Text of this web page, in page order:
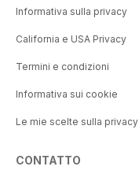
Informativa sulla privacy
California e USA Privacy
Termini e condizioni
Informativa sui cookie
Le mie scelte sulla privacy
CONTATTO